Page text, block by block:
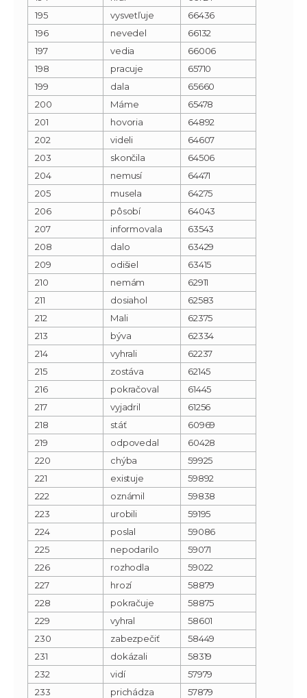
195
vysvetľuje
66436
196
nevedel
66132
197
vedia
66006
198
pracuje
65710
199
dala
65660
200
Máme
65478
201
hovoria
64892
202
videli
64607
203
skončila
64506
204
nemusí
64471
205
musela
64275
206
pôsobí
64043
207
informovala
63543
208
dalo
63429
209
odišiel
63415
210
nemám
62911
211
dosiahol
62583
212
Mali
62375
213
býva
62334
214
vyhrali
62237
215
zostáva
62145
216
pokračoval
61445
217
vyjadril
61256
218
stáť
60969
219
odpovedal
60428
220
chýba
59925
221
existuje
59892
222
oznámil
59838
223
urobili
59195
224
poslal
59086
225
nepodarilo
59071
226
rozhodla
59022
227
hrozí
58879
228
pokračuje
58875
229
vyhral
58601
230
zabezpečiť
58449
231
dokázali
58319
232
vidí
57979
233
prichádza
57879